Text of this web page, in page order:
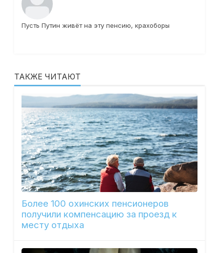
Пусть Путин живёт на эту пенсию, крахоборы
ТАКЖЕ ЧИТАЮТ
Более 100 охинских пенсионеров
получили компенсацию за проезд к
месту отдыха